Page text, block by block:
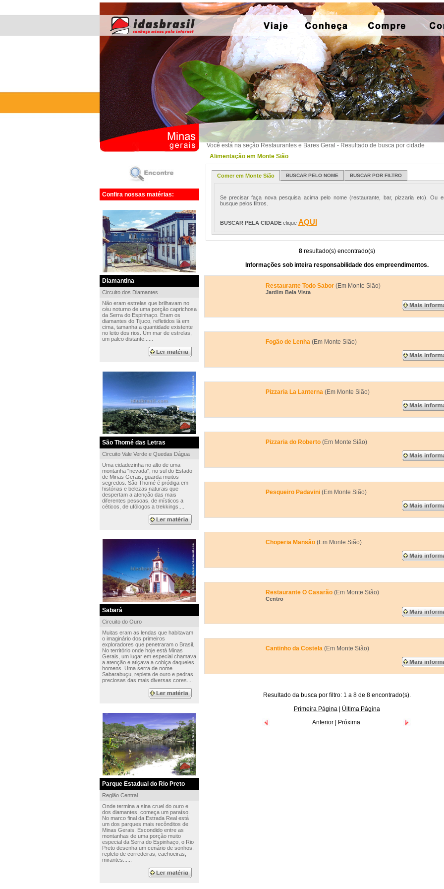
Confira nossas matérias:
Diamantina
Circuito dos Diamantes
Não eram estrelas que brilhavam no
céu noturno de uma porção caprichosa
da Serra do Espinhaço. Eram os
diamantes do Tijuco, refletidos lá em
cima, tamanha a quantidade existente
no leito dos rios. Um mar de estrelas,
um palco distante......
São Thomé das Letras
Circuito Vale Verde e Quedas Dágua
Uma cidadezinha no alto de uma
montanha "nevada", no sul do Estado
de Minas Gerais, guarda muitos
segredos. São Thomé é pródiga em
histórias e belezas naturais que
despertam a atenção das mais
diferentes pessoas, de místicos a
céticos, de ufólogos a trekkings....
Sabará
Circuito do Ouro
Muitas eram as lendas que habitavam
o imaginário dos primeiros
exploradores que penetraram o Brasil.
No território onde hoje está Minas
Gerais, um lugar em especial chamava
a atenção e atiçava a cobiça daqueles
homens. Uma serra de nome
Sabarabuçu, repleta de ouro e pedras
preciosas das mais diversas cores....
Parque Estadual do Rio Preto
Região Central
Onde termina a sina cruel do ouro e
dos diamantes, começa um paraíso.
No marco final da Estrada Real está
um dos parques mais recônditos de
Minas Gerais. Escondido entre as
montanhas de uma porção muito
especial da Serra do Espinhaço, o Rio
Preto desenha um cenário de sonhos,
repleto de corredeiras, cachoeiras,
mirantes......
Você está na seção Restaurantes e Bares Geral - Resultado de busca por cidade
Alimentação em Monte Sião
Comer em Monte Sião BUSCAR PELO NOME BUSCAR POR FILTRO
Se precisar faça nova pesquisa acima pelo nome (restaurante, bar, pizzaria etc). Ou
busque pelos filtros.
BUSCAR PELA CIDADE clique AQUI
8resultado(s) encontrado(s)
Informações sob inteira responsabilidade dos empreendimentos.
Restaurante Todo Sabor (Em Monte Sião)
Jardim Bela Vista
Fogão de Lenha (Em Monte Sião)
Pizzaria La Lanterna (Em Monte Sião)
Pizzaria do Roberto (Em Monte Sião)
Pesqueiro Padavini (Em Monte Sião)
Choperia Mansão (Em Monte Sião)
Restaurante O Casarão (Em Monte Sião)
Centro
Cantinho da Costela (Em Monte Sião)
Resultado da busca por filtro: 1 a 8 de 8 encontrado(s).
Primeira Página|
Última Página
Anterior
Próxima